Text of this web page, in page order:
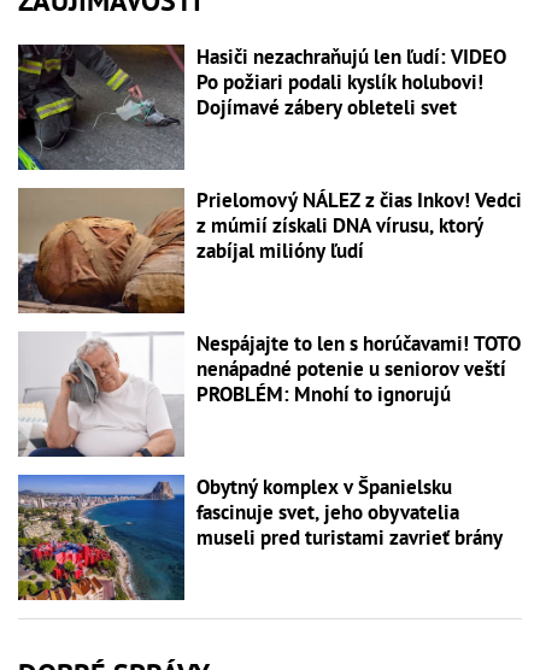
Hasiči nezachraňujú len ľudí: VIDEO
Po požiari podali kyslík holubovi!
Dojímavé zábery obleteli svet
Prielomový NÁLEZ z čias Inkov! Vedci
z múmií získali DNA vírusu, ktorý
zabíjal milióny ľudí
Nespájajte to len s horúčavami! TOTO
nenápadné potenie u seniorov veští
PROBLÉM: Mnohí to ignorujú
Obytný komplex v Španielsku
fascinuje svet, jeho obyvatelia
museli pred turistami zavrieť brány